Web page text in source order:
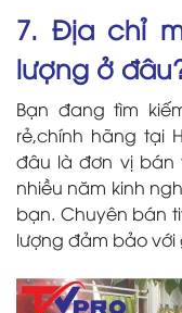
7. Địa chỉ
lượng ở
Bạn đang tìm
rẻ,chính hãng tại
đâu là đơn vị bán
nhiều năm kinh
bạn. Chuyên bán
lượng đảm bảo với